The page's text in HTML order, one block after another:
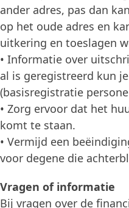
ander adres, pas dan
op het oude adres en
uitkering en toeslagen
• Informatie over
al is geregistreerd kun
(basisregistratie
• Zorg ervoor dat het
komt te staan.
• Vermijd een
voor degene die
Vragen of informatie
Bij vragen over de